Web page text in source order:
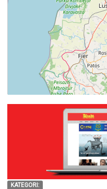
KATEGORI: